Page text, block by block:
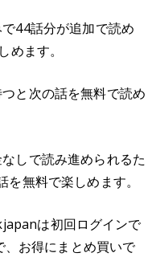
44話分が追加で読め
めます。
と次の話を無料で読め
しで読み進められるた
無料で楽しめます。
は初回ログインで
、お得にまとめ買いで